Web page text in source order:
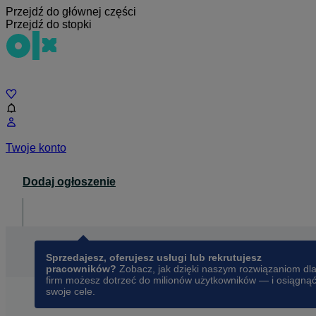
Przejdź do głównej części
Przejdź do stopki
Twoje konto
Dodaj ogłoszenie
Sprzedajesz, oferujesz usługi lub rekrutujesz
pracowników? Zobacz, jak dzięki naszym rozwiązaniom dla
firm możesz dotrzeć do milionów użytkowników — i osiągnąć
swoje cele.